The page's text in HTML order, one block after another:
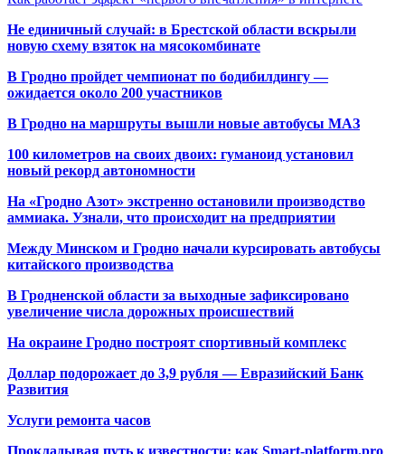
Не единичный случай: в Брестской области вскрыли
новую схему взяток на мясокомбинате
В Гродно пройдет чемпионат по бодибилдингу —
ожидается около 200 участников
В Гродно на маршруты вышли новые автобусы МАЗ
100 километров на своих двоих: гуманоид установил
новый рекорд автономности
На «Гродно Азот» экстренно остановили производство
аммиака. Узнали, что происходит на предприятии
Между Минском и Гродно начали курсировать автобусы
китайского производства
В Гродненской области за выходные зафиксировано
увеличение числа дорожных происшествий
На окраине Гродно построят спортивный комплекс
Доллар подорожает до 3,9 рубля — Евразийский Банк
Развития
Услуги ремонта часов
Прокладывая путь к известности: как Smart-platform.pro